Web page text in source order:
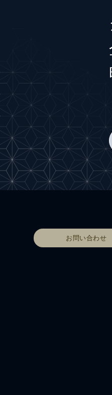
お問い合わせ